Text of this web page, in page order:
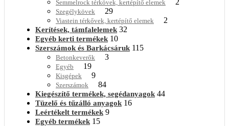
Semmelrock térkövek, kertépítő elemek
Szegélykövek 29
Viastein térkővek, kertépítő elemek 2
Kerítések, támfalelemek 32
Egyéb kerti termékek 10
Szerszámok és Barkácsáruk 115
Betonkeverők 3
Egyéb 19
Kisgépek 9
Szerszámok 84
Kiegészítő termékek, segédanyagok 44
Tüzelő és tűzálló anyagok 16
Leértékelt termékek 9
Egyéb termékek 15